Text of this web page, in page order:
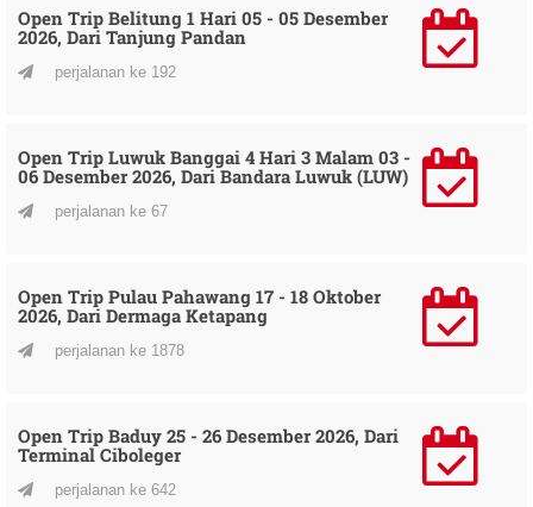
Open Trip Belitung 1 Hari 05 - 05 Desember
2026, Dari Tanjung Pandan
perjalanan ke 192
Open Trip Luwuk Banggai 4 Hari 3 Malam 03 -
06 Desember 2026, Dari Bandara Luwuk (LUW)
perjalanan ke 67
Open Trip Pulau Pahawang 17 - 18 Oktober
2026, Dari Dermaga Ketapang
perjalanan ke 1878
Open Trip Baduy 25 - 26 Desember 2026, Dari
Terminal Ciboleger
perjalanan ke 642